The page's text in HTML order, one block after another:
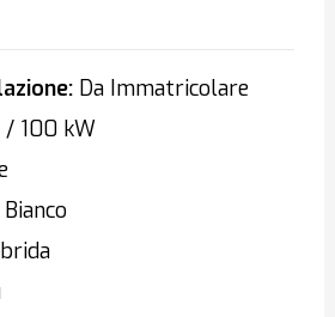
Da Immatricolare
/ 100 kW